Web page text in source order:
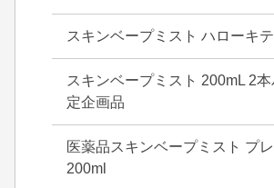
スキンベープミスト ハローキ
スキンベープミスト 200mL 2
定企画品
医薬品スキンベープミスト プ
200ml